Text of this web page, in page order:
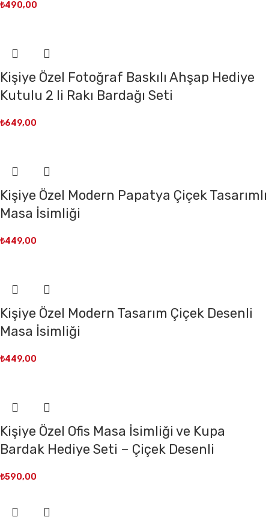
₺490,00
Kişiye Özel Fotoğraf Baskılı Ahşap Hediye
Kutulu 2 li Rakı Bardağı Seti
₺649,00
Kişiye Özel Modern Papatya Çiçek Tasarımlı
Masa İsimliği
₺449,00
Kişiye Özel Modern Tasarım Çiçek Desenli
Masa İsimliği
₺449,00
Kişiye Özel Ofis Masa İsimliği ve Kupa
Bardak Hediye Seti – Çiçek Desenli
₺590,00